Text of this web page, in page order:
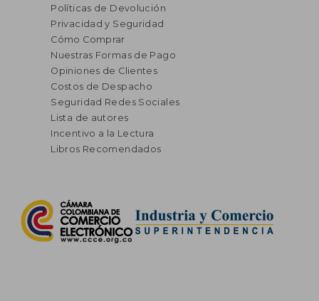
Políticas de Devolución
Privacidad y Seguridad
Cómo Comprar
Nuestras Formas de Pago
Opiniones de Clientes
Costos de Despacho
Seguridad Redes Sociales
Lista de autores
Incentivo a la Lectura
Libros Recomendados